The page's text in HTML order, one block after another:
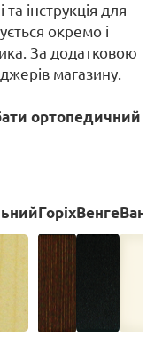
інструкція для
окремо і
За додатковою
магазину.
ортопедичний
ГоріхВенге